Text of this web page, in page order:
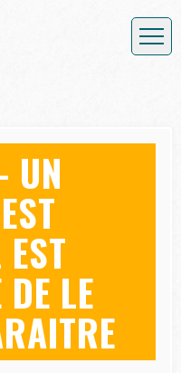
UN
LE